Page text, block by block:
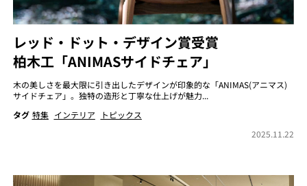
レッド・ドット・デザイン賞受賞
柏木工「ANIMASサイドチェア」
木の美しさを最大限に引き出したデザインが印象的な「ANIMAS(アニマス)
サイドチェア」。独特の造形と丁寧な仕上げが魅力...
タグ 特集 インテリア
トピックス
2025.11.22